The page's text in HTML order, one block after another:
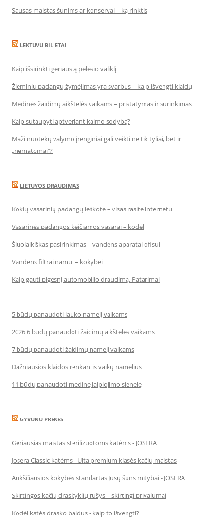
Sausas maistas šunims ar konservai – ką rinktis
LEKTUVU BILIETAI
Kaip išsirinkti geriausią pelėsio valiklį
Žieminių padangų žymėjimas yra svarbus – kaip išvengti klaidų
Medinės žaidimų aikštelės vaikams – pristatymas ir surinkimas
Kaip sutaupyti aptveriant kaimo sodybą?
Maži nuotekų valymo įrenginiai gali veikti ne tik tyliai, bet ir
„nematomai‘‘?
LIETUVOS DRAUDIMAS
Kokių vasarinių padangų ieškote – visas rasite internetu
Vasarinės padangos keičiamos vasarai – kodėl
Šiuolaikiškas pasirinkimas – vandens aparatai ofisui
Vandens filtrai namui – kokybei
Kaip gauti pigesnį automobilio draudimą. Patarimai
5 būdų panaudoti lauko namelį vaikams
2026 6 būdų panaudoti žaidimų aikšteles vaikams
7 būdų panaudoti žaidimų namelį vaikams
Dažniausios klaidos renkantis vaikų namelius
11 būdų panaudoti medinę laipiojimo sienelę
GYVUNU PREKES
Geriausias maistas sterilizuotoms katėms - JOSERA
Josera Classic katėms - Ulta premium klasės kačių maistas
Aukščiausios kokybės standartas Jūsų šuns mitybai - JOSERA
Skirtingos kačių draskyklių rūšys – skirtingi privalumai
Kodėl katės drasko baldus - kaip to išvengti?